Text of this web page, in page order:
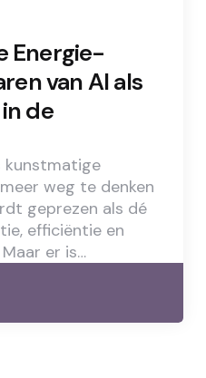
Energie-
van AI als
de
kunstmatige
weg te denken
geprezen als dé
efficiëntie en
er is…